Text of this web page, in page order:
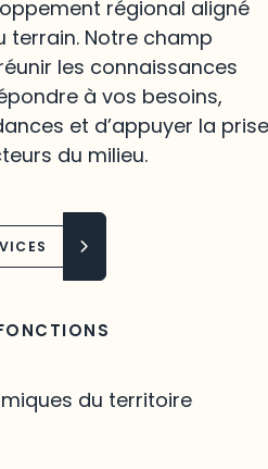
régional aligné
terrain. Notre champ
les connaissances
à vos besoins,
et d’appuyer la
du milieu.
du territoire